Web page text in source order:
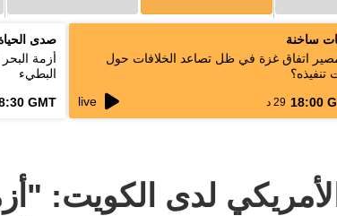
ساخنة
اتفاق غزة في ظل تصاعد الخلافات حول
تنفيذه؟
18:00 29 د live
صدى
أزمة
البطيء
GMT
لدى الكويت: